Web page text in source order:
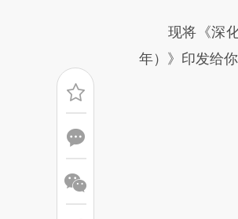
现将《深化
年）》印发给